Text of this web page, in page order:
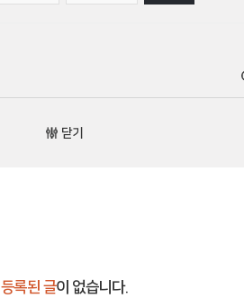
닫기
등록된 글이 없습니다.